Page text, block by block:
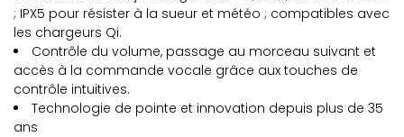
; IPX5 pour résister à la sueur et météo ; compatibles avec
les chargeurs Qi.
Contrôle du volume, passage au morceau suivant et
accès à la commande vocale grâce aux touches de
contrôle intuitives.
Technologie de pointe et innovation depuis plus de 35
ans